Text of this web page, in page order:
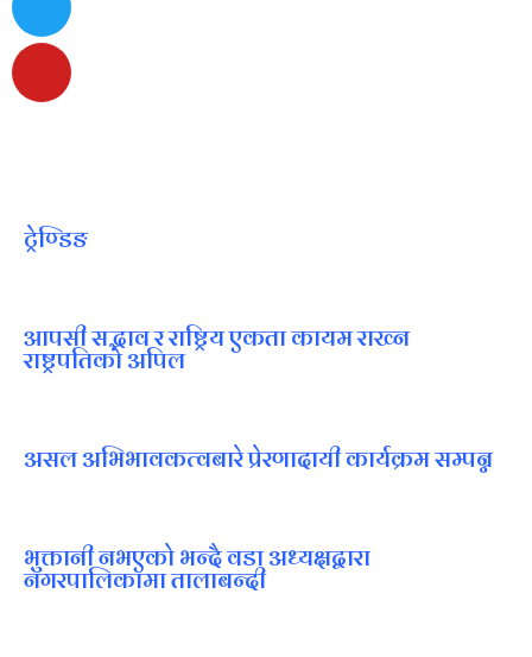
ट्रेण्डिङ
आपसी सद्भाव र राष्ट्रिय एकता कायम राख्न
राष्ट्रपतिको अपिल
असल अभिभावकत्वबारे प्रेरणादायी कार्यक्रम सम्पन्न
भुक्तानी नभएको भन्दै वडा अध्यक्षद्वारा
नगरपालिकामा तालाबन्दी